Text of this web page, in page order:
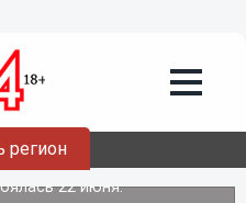
регион
подписал
развития НХП
22 июня.